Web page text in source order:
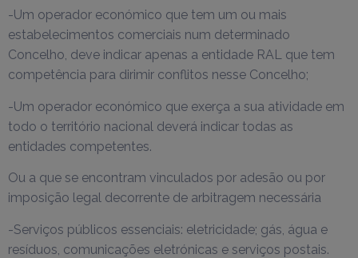
-Um operador económico que tem um ou mais
estabelecimentos comerciais num determinado
Concelho, deve indicar apenas a entidade RAL que tem
competência para dirimir conflitos nesse Concelho;
-Um operador económico que exerça a sua atividade em
todo o território nacional deverá indicar todas as
entidades competentes.
Ou a que se encontram vinculados por adesão ou por
imposição legal decorrente de arbitragem necessária
-Serviços públicos essenciais: eletricidade; gás, água e
resíduos, comunicações eletrónicas e serviços postais.